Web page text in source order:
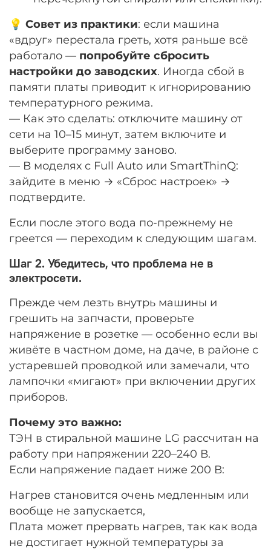
💡 Совет из практики: если машина
«вдруг» перестала греть, хотя раньше всё
работало — попробуйте сбросить
настройки до заводских. Иногда сбой в
памяти платы приводит к игнорированию
температурного режима.
— Как это сделать: отключите машину от
сети на 10–15 минут, затем включите и
выберите программу заново.
— В моделях с Full Auto или SmartThinQ:
зайдите в меню → «Сброс настроек» →
подтвердите.
Если после этого вода по-прежнему не
греется — переходим к следующим шагам.
Шаг 2. Убедитесь, что проблема не в
электросети.
Прежде чем лезть внутрь машины и
грешить на запчасти, проверьте
напряжение в розетке — особенно если вы
живёте в частном доме, на даче, в районе с
устаревшей проводкой или замечали, что
лампочки «мигают» при включении других
приборов.
Почему это важно:
ТЭН в стиральной машине LG рассчитан на
работу при напряжении 220–240 В.
Если напряжение падает ниже 200 В:
Нагрев становится очень медленным или
вообще не запускается,
Плата может прервать нагрев, так как вода
не достигает нужной температуры за